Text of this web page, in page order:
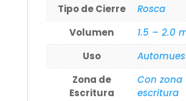
Tipo de Cierre
Rosca
Volumen
1.5 – 2.0
Uso
Zona de
Escritura
Con zona
escritura